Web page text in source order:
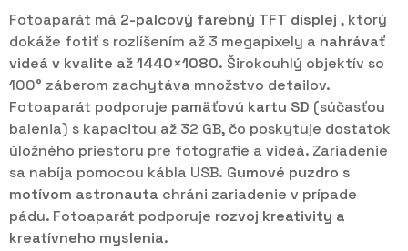
Fotoaparát má 2-palcový farebný TFT displej , ktorý
dokáže fotiť s rozlíšením až 3 megapixely a nahrávať
videá v kvalite až 1440×1080. Širokouhlý objektív so
100° záberom zachytáva množstvo detailov.
Fotoaparát podporuje pamäťovú kartu SD (súčasťou
balenia) s kapacitou až 32 GB, čo poskytuje dostatok
úložného priestoru pre fotografie a videá. Zariadenie
sa nabíja pomocou kábla USB. Gumové puzdro s
motívom astronauta chráni zariadenie v prípade
pádu. Fotoaparát podporuje rozvoj kreativity a
kreatívneho myslenia.